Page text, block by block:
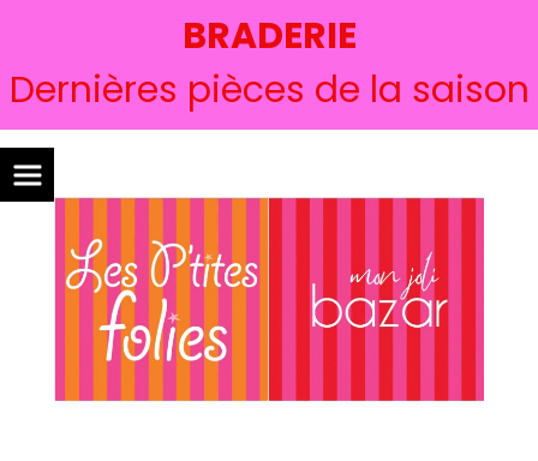
BRADERIE
Dernières pièces de la saison